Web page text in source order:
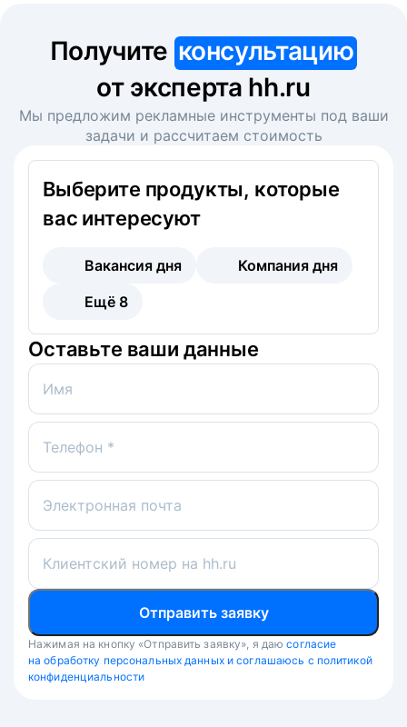
Получите консультацию
от эксперта hh.ru
Мы предложим рекламные инструменты под ваши
задачи и рассчитаем стоимость
Выберите продукты, которые
вас интересуют
Вакансия дня
Компания дня
Ещё 8
Оставьте ваши данные
Имя
Телефон *
Электронная почта
Клиентский номер на hh.ru
Отправить заявку
Нажимая на кнопку «Отправить заявку», я даю согласие
на обработку персональных данных и соглашаюсь с политикой
конфиденциальности